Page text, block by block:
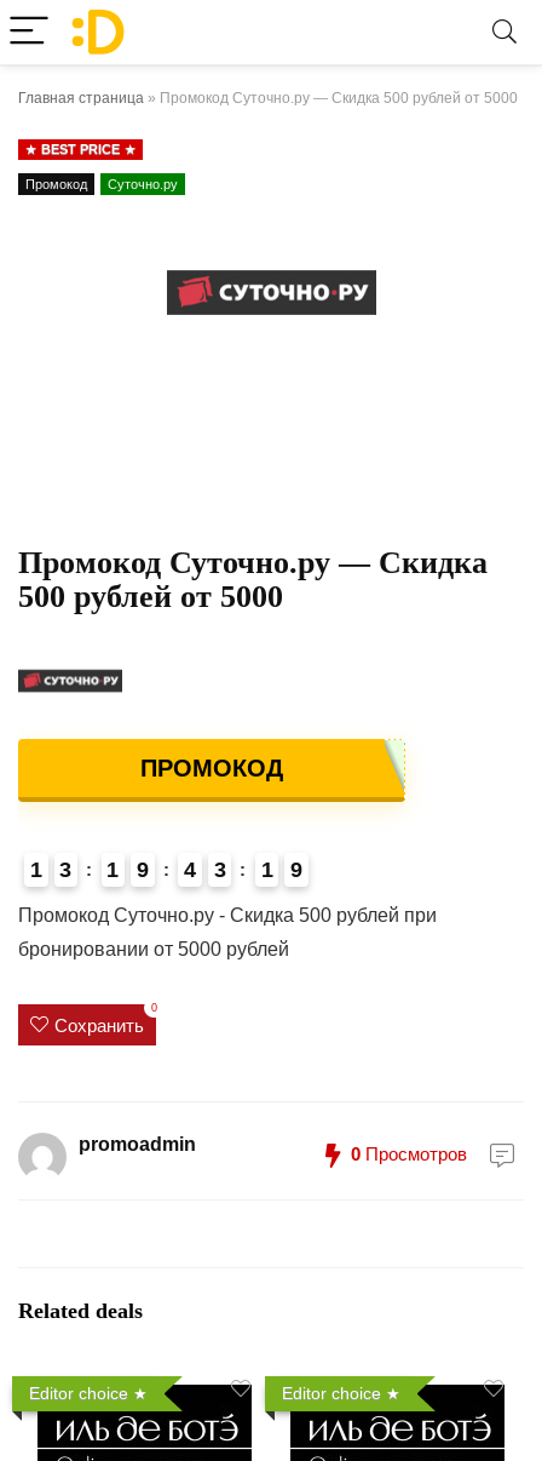
Главная страница » Промокод Суточно.ру — Скидка 500 рублей от 5000
BEST PRICE
Промокод Суточно.ру
Промокод Суточно.ру — Скидка
500 рублей от 5000
ПРОМОКОД
1
4
3 1 9 4 3 1 8
9
Промокод Суточно.ру - Скидка 500 рублей при
бронировании от 5000 рублей
Сохранить
0
promoadmin 0 Просмотров
Related deals
Editor choice Editor choice